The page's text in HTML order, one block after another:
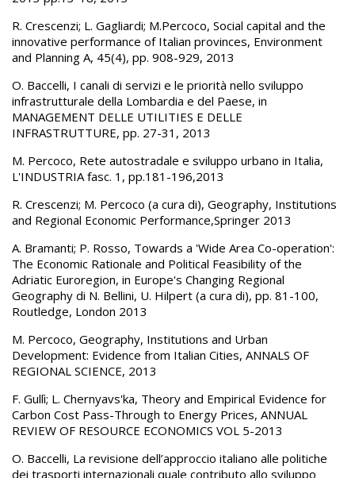
R. Crescenzi; L. Gagliardi; M.Percoco, Social capital and the
innovative performance of Italian provinces, Environment
and Planning A, 45(4), pp. 908-929, 2013
O. Baccelli, I canali di servizi e le priorità nello sviluppo
infrastrutturale della Lombardia e del Paese, in
MANAGEMENT DELLE UTILITIES E DELLE
INFRASTRUTTURE, pp. 27-31, 2013
M. Percoco, Rete autostradale e sviluppo urbano in Italia,
L'INDUSTRIA fasc. 1, pp.181-196,2013
R. Crescenzi; M. Percoco (a cura di), Geography, Institutions
and Regional Economic Performance,Springer 2013
A. Bramanti; P. Rosso, Towards a 'Wide Area Co-operation':
The Economic Rationale and Political Feasibility of the
Adriatic Euroregion, in Europe's Changing Regional
Geography di N. Bellini, U. Hilpert (a cura di), pp. 81-100,
Routledge, London 2013
M. Percoco, Geography, Institutions and Urban
Development: Evidence from Italian Cities, ANNALS OF
REGIONAL SCIENCE, 2013
F. Gullì; L. Chernyavs'ka, Theory and Empirical Evidence for
Carbon Cost Pass-Through to Energy Prices, ANNUAL
REVIEW OF RESOURCE ECONOMICS VOL 5-2013
O. Baccelli, La revisione dell’approccio italiano alle politiche
dei trasporti internazionali quale contributo allo sviluppo